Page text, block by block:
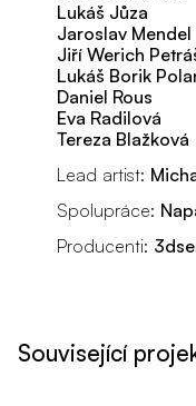
Lukáš Jůza
Jaroslav Mendel
Jiří Werich
Lukáš Borik
Daniel Rous
Eva Radilová
Tereza Blažková
Lead artist:
Spolupráce:
Producenti:
Související